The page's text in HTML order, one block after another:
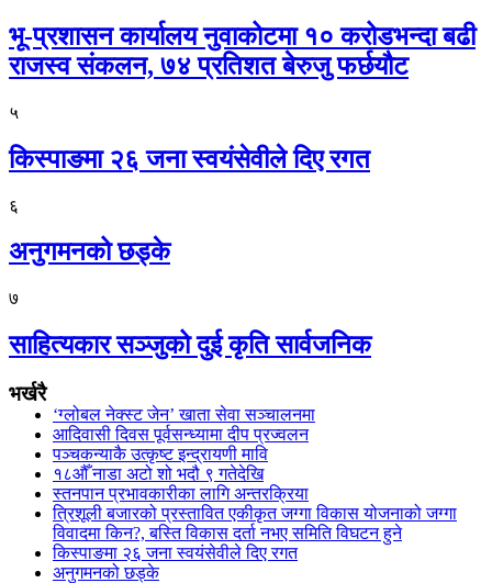
भू-प्रशासन कार्यालय नुवाकोटमा १० करोडभन्दा बढी
राजस्व संकलन, ७४ प्रतिशत बेरुजु फर्छयौट
५
किस्पाङमा २६ जना स्वयंसेवीले दिए रगत
६
अनुगमनको छड्के
७
साहित्यकार सञ्जुको दुई कृति सार्वजनिक
भर्खरै
‘ग्लोबल नेक्स्ट जेन’ खाता सेवा सञ्चालनमा
आदिवासी दिवस पूर्वसन्ध्यामा दीप प्रज्वलन
पञ्चकन्याकै उत्कृष्ट इन्द्रायणी मावि
१८औँ नाडा अटो शो भदौ ९ गतेदेखि
स्तनपान प्रभावकारीका लागि अन्तरक्रिया
त्रिशूली बजारको प्रस्तावित एकीकृत जग्गा विकास योजनाको जग्गा
विवादमा किन?, बस्ति विकास दर्ता नभए समिति विघटन हुने
किस्पाङमा २६ जना स्वयंसेवीले दिए रगत
अनुगमनको छड्के